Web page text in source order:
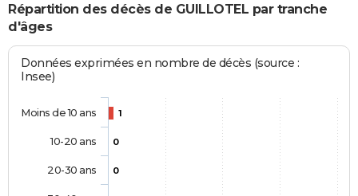
Répartition des décès de GUILLOTEL par tranche
d'âges
Données exprimées en nombre de décès (source :
Insee)
1
0
0
Moins de 10 ans
10-20 ans
20-30 ans